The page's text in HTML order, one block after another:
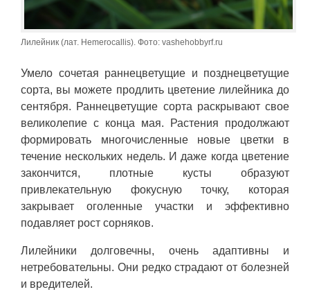
Лилейник (лат. Hemerocallis). Фото: vashehobbyrf.ru
Умело сочетая раннецветущие и позднецветущие
сорта, вы можете продлить цветение лилейника до
сентября. Раннецветущие сорта раскрывают свое
великолепие с конца мая. Растения продолжают
формировать многочисленные новые цветки в
течение нескольких недель. И даже когда цветение
закончится, плотные кусты образуют
привлекательную фокусную точку, которая
закрывает оголенные участки и эффективно
подавляет рост сорняков.
Лилейники долговечны, очень адаптивны и
нетребовательны. Они редко страдают от болезней
и вредителей.